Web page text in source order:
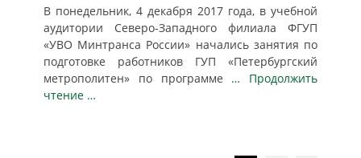
В понедельник, 4 декабря 2017 года, в учебной
аудитории Северо-Западного филиала ФГУП
«УВО Минтранса России» начались занятия по
подготовке работников ГУП «Петербургский
метрополитен» по программе … Продолжить
чтение …